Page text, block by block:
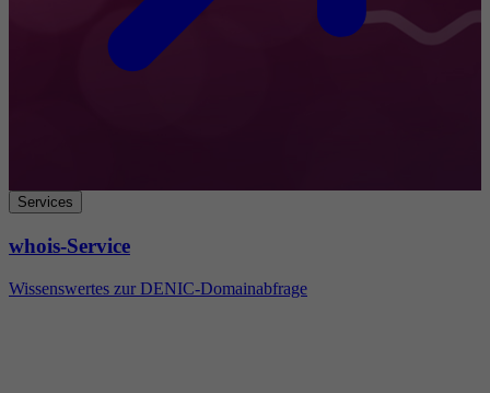
Services
whois-Service
Wissenswertes zur DENIC-Domainabfrage